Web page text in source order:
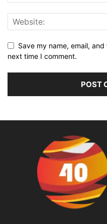
Save my name, email,
next time I comment.